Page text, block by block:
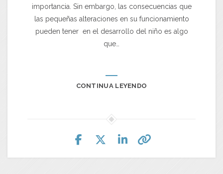
importancia. Sin embargo, las consecuencias que
las pequeñas alteraciones en su funcionamiento
pueden tener en el desarrollo del niño es algo
que…
CONTINUA LEYENDO